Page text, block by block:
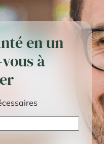
en un
à